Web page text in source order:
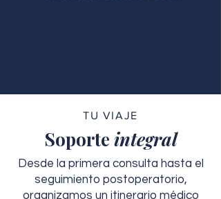
TU VIAJE
Soporte integral
Desde la primera consulta hasta el
seguimiento postoperatorio,
organizamos un itinerario médico